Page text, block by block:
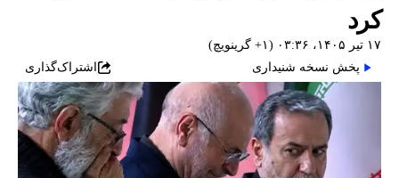
کرد
۱۷ تیر ۱۴۰۵، ۰۳:۳۶ (‎+۱ گرینویچ)
پخش نسخه شنیداری
اشتراک‌گذاری